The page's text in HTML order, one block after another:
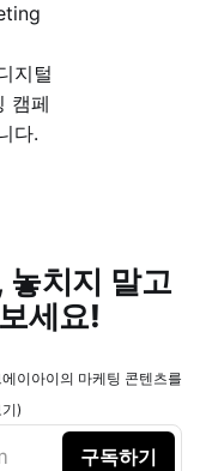
지털
캠페
다.
놓치지 말고
세요!
이아이의 마케팅 콘텐츠를
)
구독하기